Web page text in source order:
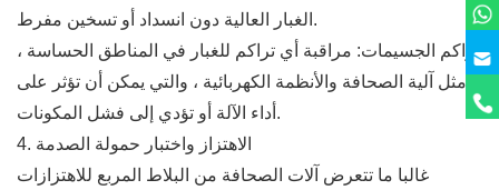
الغبار العالية دون انسداد أو تسخين مفرط.
تراكم الجسيمات: مراقبة أي تراكم للغبار في المناطق الحساسة ،
مثل آلية الصحافة والأنظمة الكهربائية ، والتي يمكن أن تؤثر على
أداء الآلة أو تؤدي إلى فشل المكونات.
4. الاهتزاز واختبار حمولة الصدمة
غالبا ما تتعرض آلات الصحافة من البلاط المربع للاهتزازات